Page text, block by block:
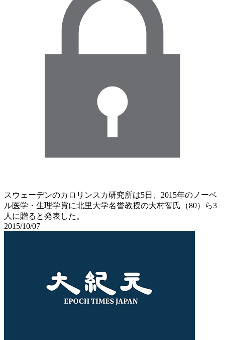
スウェーデンのカロリンスカ研究所は5日、2015年のノーベ
ル医学・生理学賞に北里大学名誉教授の大村智氏（80）ら3
人に贈ると発表した。
2015/10/07